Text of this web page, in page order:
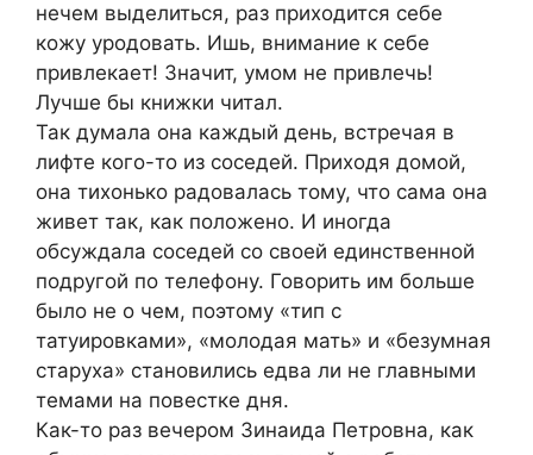
нечем выделиться, раз приходится себе
кожу уродовать. Ишь, внимание к себе
привлекает! Значит, умом не привлечь!
Лучше бы книжки читал.
Так думала она каждый день, встречая в
лифте кого-то из соседей. Приходя домой,
она тихонько радовалась тому, что сама она
живет так, как положено. И иногда
обсуждала соседей со своей единственной
подругой по телефону. Говорить им больше
было не о чем, поэтому «тип с
татуировками», «молодая мать» и «безумная
старуха» становились едва ли не главными
темами на повестке дня.
Как-то раз вечером Зинаида Петровна, как